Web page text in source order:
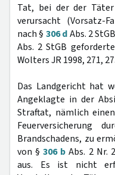
Tat, bei der der
verursacht (Vorsatz-
nach § 306 dAbs. 2
Abs. 2 StGB
Wolters JR 1998, 271,
Das Landgericht hat
Angeklagte in der
Straftat, nämlich
Feuerversicherung
Brandschadens, zu
von §306 b Abs. 2 Nr.
aus. Es ist nicht